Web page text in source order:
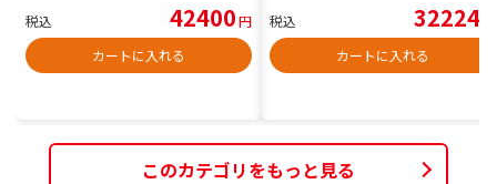
税込 42400円
カートに入れる
税込 32224
カートに入れる
このカテゴリをもっと見る